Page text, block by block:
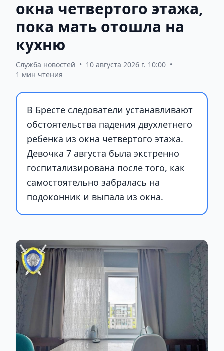
окна четвертого этажа,
пока мать отошла на
кухню
Служба новостей • 10 августа 2026 г. 10:00 •
1 мин чтения
В Бресте следователи устанавливают
обстоятельства падения двухлетнего
ребенка из окна четвертого этажа.
Девочка 7 августа была экстренно
госпитализирована после того, как
самостоятельно забралась на
подоконник и выпала из окна.